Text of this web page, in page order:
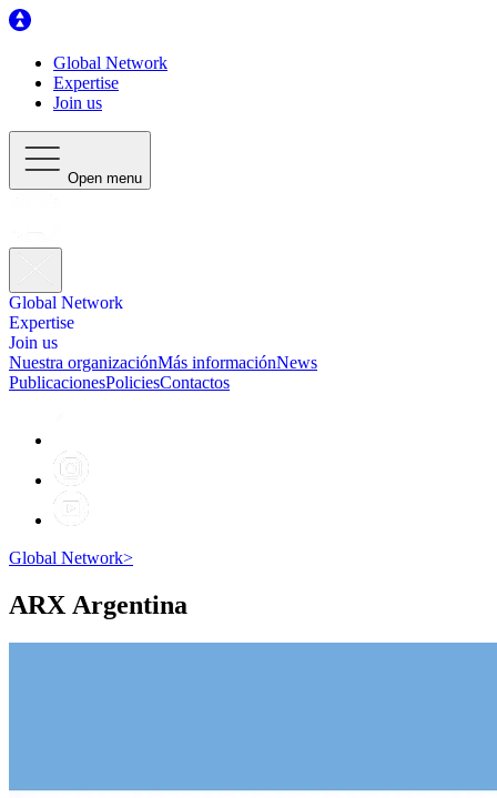
Global Network
Expertise
Join us
Open menu
Global Network
Expertise
Join us
Nuestra organizaciónMás informaciónNews
PublicacionesPoliciesContactos
Global Network>
ARX Argentina